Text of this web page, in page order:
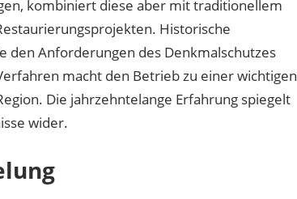
kombiniert diese aber mit traditionellem
Historische
Anforderungen des Denkmalschutzes
macht den Betrieb zu einer wichtigen
Die jahrzehntelange Erfahrung spiegelt
wider.